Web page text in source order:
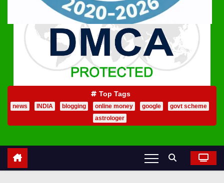
Top Tags
news INDIA blogging online money google
govt scheme
astrologer